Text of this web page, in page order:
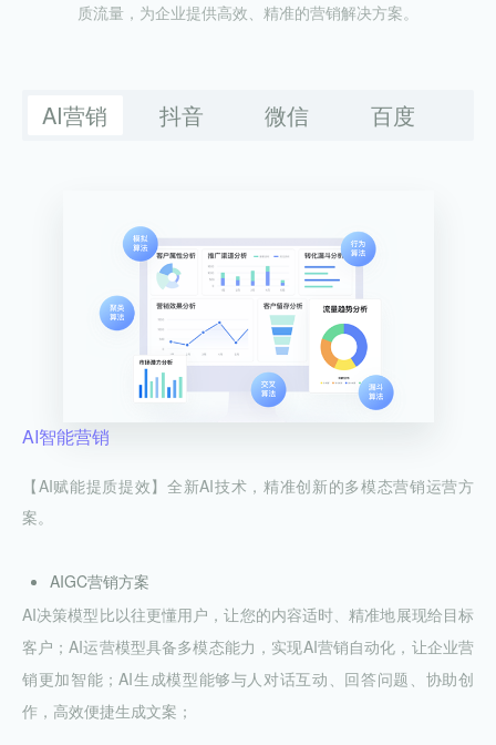
质流量，为企业提供高效、精准的营销解决方案。
AI营销 抖音 微信 百度
AI智能营销
【AI赋能提质提效】全新AI技术，精准创新的多模态营销运营方
案。
AIGC营销方案
AI决策模型比以往更懂用户，让您的内容适时、精准地展现给目标
客户；AI运营模型具备多模态能力，实现AI营销自动化，让企业营
销更加智能；AI生成模型能够与人对话互动、回答问题、协助创
作，高效便捷生成文案；